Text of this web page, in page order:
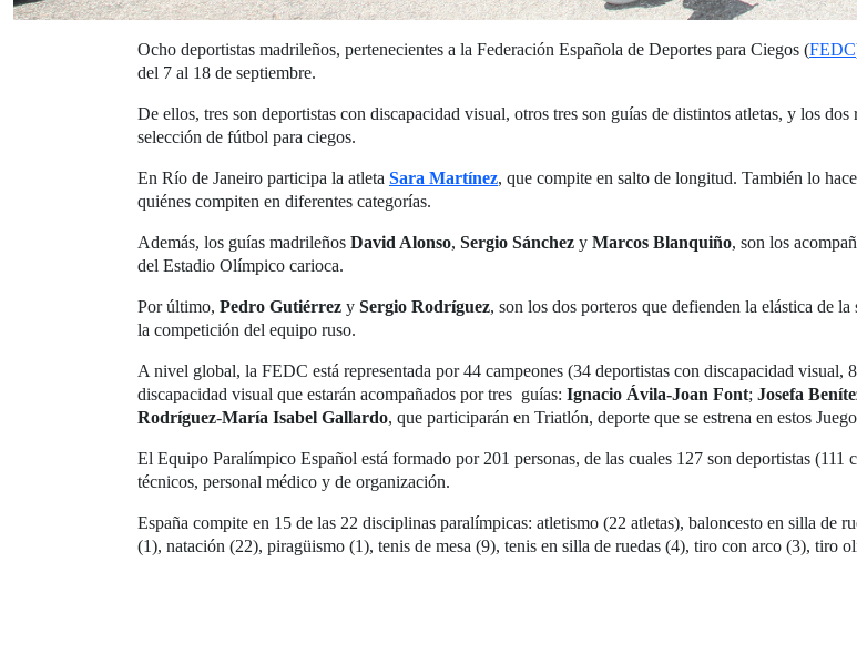
Ocho deportistas madrileños, pertenecientes a la Federación Española de Deportes para Ciegos (FEDC
del 7 al 18 de septiembre.
De ellos, tres son deportistas con discapacidad visual, otros tres son guías de distintos atletas, y los
selección de fútbol para ciegos.
En Río de Janeiro participa la atleta Sara Martínez, que compite en salto de longitud. También lo
quiénes compiten en diferentes categorías.
Además, los guías madrileños David Alonso, Sergio Sánchez y Marcos Blanquiño, son los
del Estadio Olímpico carioca.
Por último, Pedro Gutiérrez y Sergio Rodríguez, son los dos porteros que defienden la elástica de
la competición del equipo ruso.
A nivel global, la FEDC está representada por 44 campeones (34 deportistas con discapacidad
discapacidad visual que estarán acompañados por tres guías: Ignacio Ávila-Joan Font; Josefa
Rodríguez-María Isabel Gallardo, que participarán en Triatlón, deporte que se estrena en estos
El Equipo Paralímpico Español está formado por 201 personas, de las cuales 127 son deportistas
técnicos, personal médico y de organización.
España compite en 15 de las 22 disciplinas paralímpicas: atletismo (22 atletas), baloncesto en silla
(1), natación (22), piragüismo (1), tenis de mesa (9), tenis en silla de ruedas (4), tiro con arco (3), tiro